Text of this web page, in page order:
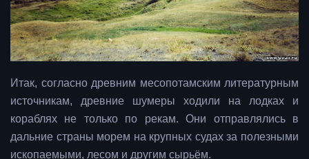
Итак, согласно древним месопотамским литературным
источникам, древние шумеры ходили на лодках и
кораблях не только по рекам. Они отправлялись в
дальние страны морем на крупных судах за полезными
ископаемыми, лесом и другим сырьём.